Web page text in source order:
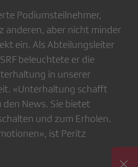
Podiumsteilnehmer,
anderen, aber nicht minder
ein. Als Abteilungsleiter
beleuchtete er die
in unserer
«Unterhaltung schafft
den News. Sie bietet
und zum Erholen.
ist Peritz